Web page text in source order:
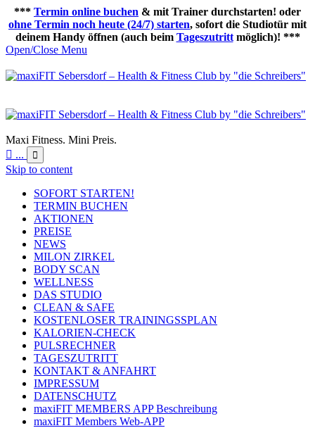
*** Termin online buchen & mit Trainer durchstarten! oder
ohne Termin noch heute (24/7) starten, sofort die Studiotür mit
deinem Handy öffnen (auch beim Tageszutrittmöglich)! ***
Open/Close Menu
Maxi Fitness. Mini Preis.
 ... 
Skip to content
SOFORT STARTEN!
TERMIN BUCHEN
AKTIONEN
PREISE
NEWS
MILON ZIRKEL
BODY SCAN
WELLNESS
DAS STUDIO
CLEAN & SAFE
KOSTENLOSER TRAININGSSPLAN
KALORIEN-CHECK
PULSRECHNER
TAGESZUTRITT
KONTAKT & ANFAHRT
IMPRESSUM
DATENSCHUTZ
maxiFIT MEMBERS APP Beschreibung
maxiFIT Members Web-APP